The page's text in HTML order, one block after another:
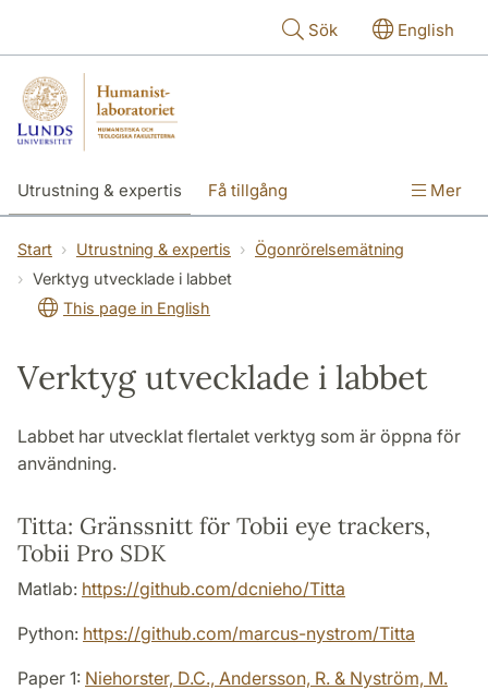
Sök English
Utrustning & expertis Få tillgång
Personal
Om labbet
Mer
Start Utrustning & expertis
Ögonrörelsemätning
Verktyg utvecklade i labbet
This page in English
Verktyg utvecklade i labbet
Labbet har utvecklat flertalet verktyg som är öppna för
användning.
Titta: Gränssnitt för Tobii eye trackers,
Tobii Pro SDK
Matlab: https://github.com/dcnieho/Titta
Python: https://github.com/marcus-nystrom/Titta
Paper 1: Niehorster, D.C., Andersson, R. & Nyström, M.